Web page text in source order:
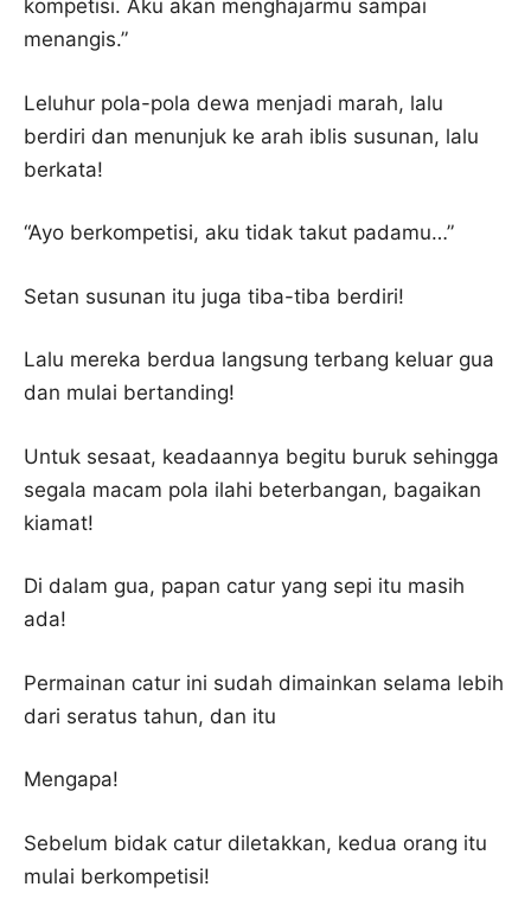
kompetisi. Aku akan menghajarmu sampai
menangis.”
Leluhur pola-pola dewa menjadi marah, lalu
berdiri dan menunjuk ke arah iblis susunan, lalu
berkata!
“Ayo berkompetisi, aku tidak takut padamu…”
Setan susunan itu juga tiba-tiba berdiri!
Lalu mereka berdua langsung terbang keluar gua
dan mulai bertanding!
Untuk sesaat, keadaannya begitu buruk sehingga
segala macam pola ilahi beterbangan, bagaikan
kiamat!
Di dalam gua, papan catur yang sepi itu masih
ada!
Permainan catur ini sudah dimainkan selama lebih
dari seratus tahun, dan itu
Mengapa!
Sebelum bidak catur diletakkan, kedua orang itu
mulai berkompetisi!